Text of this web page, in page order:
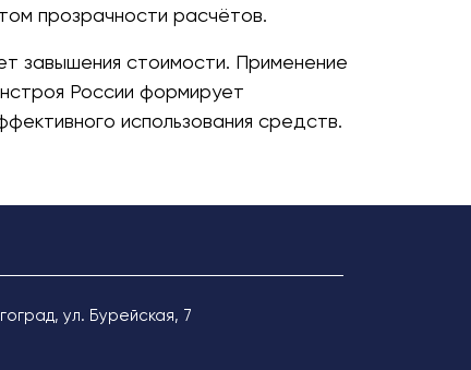
прозрачности расчётов.
завышения стоимости. Применение
России формирует
использования средств.
ул. Бурейская, 7